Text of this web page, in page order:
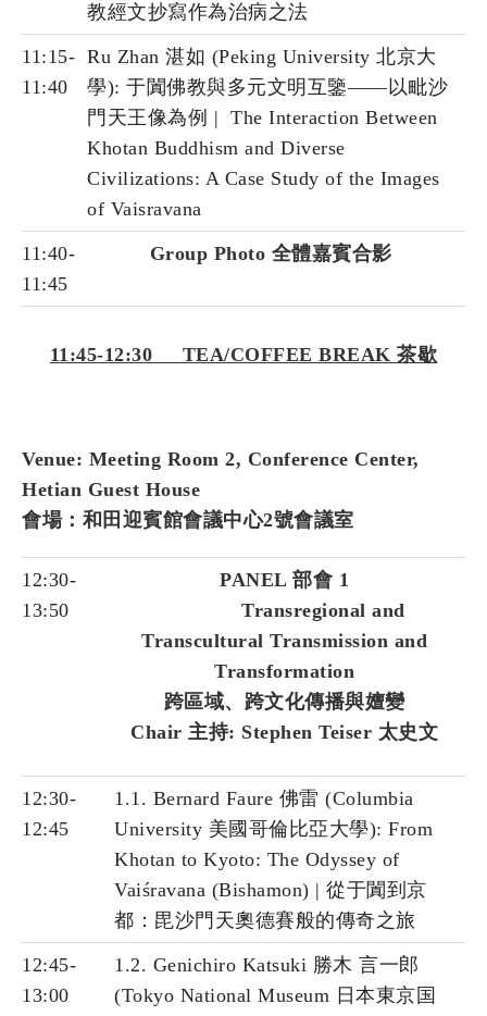
教經文抄寫作為治病之法
11:15-
11:40
Ru Zhan 湛如 (Peking University 北京大
學): 于闐佛教與多元文明互鑒——以毗沙
門天王像為例 | The Interaction Between
Khotan Buddhism and Diverse
Civilizations: A Case Study of the Images
of Vaisravana
11:40-
11:45
Group Photo 全體嘉賓合影
11:45-12:30 TEA/COFFEE BREAK 茶歇
Venue: Meeting Room 2, Conference Center,
Hetian Guest House
會場：和田迎賓館會議中心2號會議室
12:30-
13:50
PANEL 部會 1
Transregional and
Transcultural Transmission and
Transformation
跨區域、跨文化傳播與嬗變
Chair 主持: Stephen Teiser 太史文
12:30-
12:45
1.1. Bernard Faure 佛雷 (Columbia
University 美國哥倫比亞大學): From
Khotan to Kyoto: The Odyssey of
Vaiśravana (Bishamon) | 從于闐到京
都：毘沙門天奧德賽般的傳奇之旅
12:45-
13:00
1.2. Genichiro Katsuki 勝木 言一郎
(Tokyo National Museum 日本東京国